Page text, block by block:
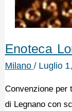
Enoteca
Milano / Luglio
Convenzione per
di Legnano con